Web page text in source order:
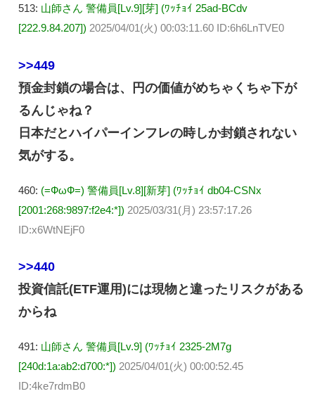
513: 山師さん 警備員[Lv.9][芽] (ﾜｯﾁｮｲ 25ad-BCdv
[222.9.84.207]) 2025/04/01(火) 00:03:11.60 ID:6h6LnTVE0
>>449
預金封鎖の場合は、円の価値がめちゃくちゃ下が
るんじゃね？
日本だとハイパーインフレの時しか封鎖されない
気がする。
460: (=ФωФ=) 警備員[Lv.8][新芽] (ﾜｯﾁｮｲ db04-CSNx
[2001:268:9897:f2e4:*]) 2025/03/31(月) 23:57:17.26
ID:x6WtNEjF0
>>440
投資信託(ETF運用)には現物と違ったリスクがある
からね
491: 山師さん 警備員[Lv.9] (ﾜｯﾁｮｲ 2325-2M7g
[240d:1a:ab2:d700:*]) 2025/04/01(火) 00:00:52.45
ID:4ke7rdmB0